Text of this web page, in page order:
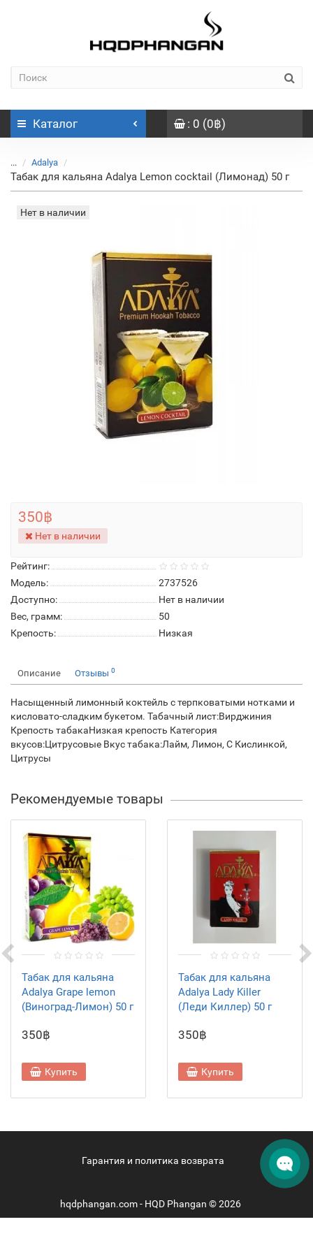
Каталог : 0 (0฿)
... Adalya
Табак для кальяна Adalya Lemon cocktail (Лимонад) 50 г
Нет в наличии
Рейтинг:
Модель:
2737526
Доступно:
Нет в наличии
Вес, грамм:
50
Крепость:
Низкая
350฿
Нет в наличии
Описание Отзывы 0
Насыщенный лимонный коктейль с терпковатыми нотками и
кисловато-сладким букетом. Табачный лист:Вирджиния
Крепость табакаНизкая крепость Категория
вкусов:Цитрусовые Вкус табака:Лайм, Лимон, С Кислинкой,
Цитрусы
Рекомендуемые товары
Табак для кальяна
Adalya Grape lemon
(Виноград-Лимон) 50 г
350฿
Купить
Табак для кальяна
Adalya Lady Killer
(Леди Киллер) 50 г
350฿
Купить
Гарантия и политика возврата
hqdphangan.com - HQD Phangan © 2026